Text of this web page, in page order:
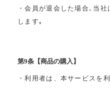
・会員が退会した場合､当
します｡
第9条【商品の購入】
・利用者は、本サービスを